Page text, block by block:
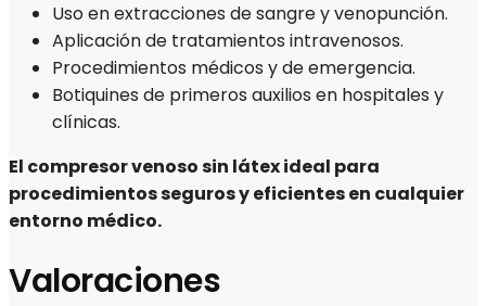
Uso en extracciones de sangre y venopunción.
Aplicación de tratamientos intravenosos.
Procedimientos médicos y de emergencia.
Botiquines de primeros auxilios en hospitales y
clínicas.
El compresor venoso sin látex ideal para
procedimientos seguros y eficientes en cualquier
entorno médico.
Valoraciones